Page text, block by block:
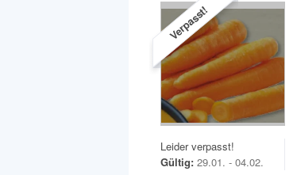
Verpasst!
Leider verpasst!
Gültig: 29.01. - 04.02.